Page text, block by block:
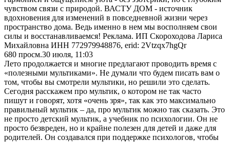
чувством связи с природой. ВАСТУ ДОМ - источник
вдохновения для изменений в повседневной жизни через
пространство дома. Ведь именно в нем мы восполняем свои
силы и восстанавливаемся! Реклама. ИП Скороходова Лариса
Михайловна ИНН 772979948876, erid: 2Vtzqx7hgQr
680 просм.30 июля, 11:03
Лето продолжается и многие предлагают проводить время с
«полезными мультиками». Не думали что будем писать вам о
том, чтобы вы смотрели мультики, но решили это сделать.
Сегодня расскажем про мультик, о котором не так часто
пишут и говорят, хотя «очень зря», так как это максимально
правильный мультик – да, про мультик можно так сказать. Это
не просто детский мультик, а учебник по психологии. Он не
просто безвреден, но и крайне полезен для детей и даже для
родителей. Он создавался при поддержке психологов, чтобы